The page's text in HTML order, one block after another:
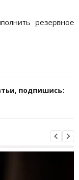
резервное
подпишись: